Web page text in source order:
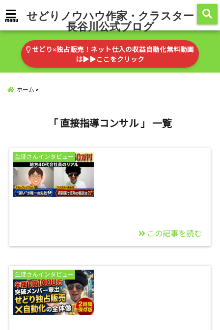
menu せどりノウハウ作家・クラスター
長谷川公式ブログ
せどり×独占販売！ネット仕入の収益自動化無料動画
は▶︎▶︎ここをクリック
ホーム
「 直接指導コンサル 」 一覧
生徒さんインタビュー
益50万】地方40代会社
員が積み上げた「せど
り独占販売」のリアル
この記事を読む
生徒さんインタビュー